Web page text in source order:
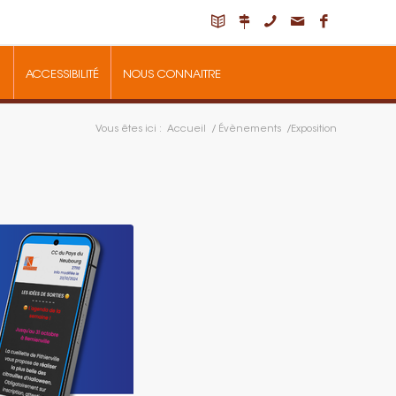
ACCESSIBILITÉ NOUS CONNAITRE
Vous êtes ici : Accueil / Évènements /Exposition